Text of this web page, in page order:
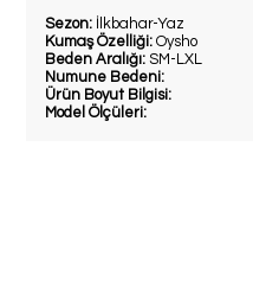
Sezon: İlkbahar-Yaz
Kumaş Özelliği: Oysho
Beden Aralığı: SM-LXL
Numune Bedeni:
Ürün Boyut Bilgisi:
Model Ölçüleri: